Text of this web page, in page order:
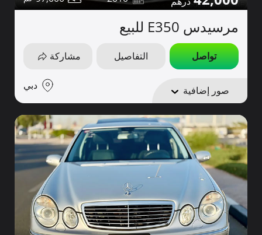
مرسيدس E350 للبيع
تواصل التفاصيل مشاركة
صور إضافية دبي